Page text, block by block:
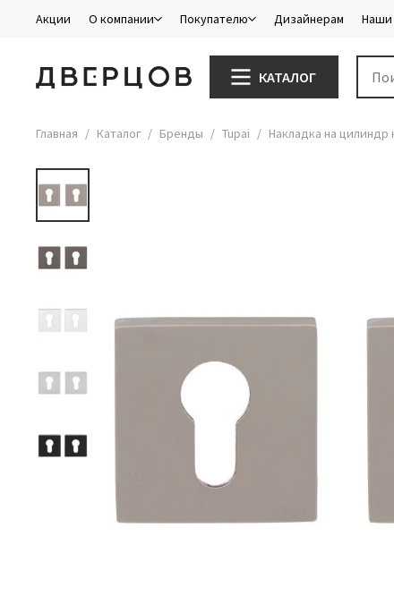
Акции О компании Покупателю Дизайнерам Наши
КАТАЛОГ
Главная Каталог Бренды Tupai Накладка на цилиндр